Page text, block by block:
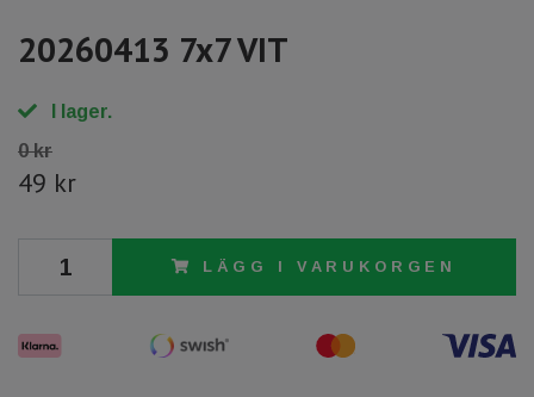
20260413 7x7 VIT
I lager.
0 kr
49 kr
LÄGG I VARUKORGEN